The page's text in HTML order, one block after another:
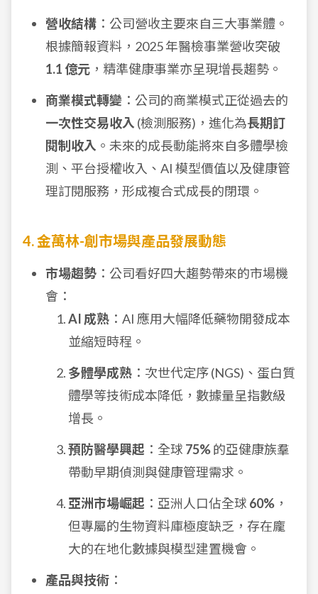
營收結構 ：公司營收主要來自三大事業體。
根據簡報資料，2025 年醫檢事業營收突破
1.1 億元 ，精準健康事業亦呈現增長趨勢。
商業模式轉變 ：公司的商業模式正從過去的
一次性交易收入 (檢測服務)，進化為長期訂
閱制收入 。未來的成長動能將來自多體學檢
測、平台授權收入、AI 模型價值以及健康管
理訂閱服務，形成複合式成長的閉環。
4. 金萬林-創市場與產品發展動態
市場趨勢 ：公司看好四大趨勢帶來的市場機
會：
AI 成熟 ：AI 應用大幅降低藥物開發成本
並縮短時程。
多體學成熟 ：次世代定序 (NGS)、蛋白質
體學等技術成本降低，數據量呈指數級
增長。
預防醫學興起 ：全球 75%的亞健康族羣
帶動早期偵測與健康管理需求。
亞洲市場崛起 ：亞洲人口佔全球 60% ，
但專屬的生物資料庫極度缺乏，存在龐
大的在地化數據與模型建置機會。
產品與技術 ：